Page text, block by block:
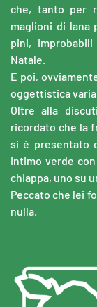
che, tanto per
maglioni di lana
pini,
Natale.
E poi,
oggettistica
Oltre alla
ricordato che la
si è presentato
intimo verde
chiappa, uno su
Peccato che lei
nulla.